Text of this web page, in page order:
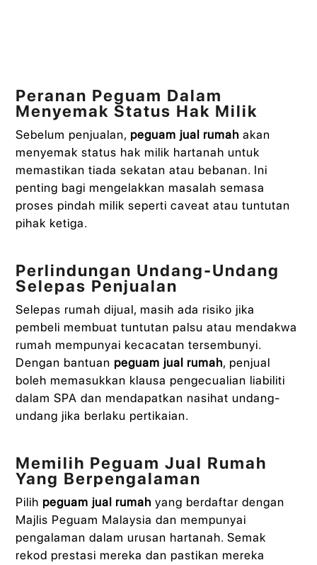
Peranan Peguam Dalam
Menyemak Status Hak Milik
Sebelum penjualan, peguam jual rumah akan
menyemak status hak milik hartanah untuk
memastikan tiada sekatan atau bebanan. Ini
penting bagi mengelakkan masalah semasa
proses pindah milik seperti caveat atau tuntutan
pihak ketiga.
Perlindungan Undang-Undang
Selepas Penjualan
Selepas rumah dijual, masih ada risiko jika
pembeli membuat tuntutan palsu atau mendakwa
rumah mempunyai kecacatan tersembunyi.
Dengan bantuan peguam jual rumah, penjual
boleh memasukkan klausa pengecualian liabiliti
dalam SPA dan mendapatkan nasihat undang-
undang jika berlaku pertikaian.
Memilih Peguam Jual Rumah
Yang Berpengalaman
Pilih peguam jual rumah yang berdaftar dengan
Majlis Peguam Malaysia dan mempunyai
pengalaman dalam urusan hartanah. Semak
rekod prestasi mereka dan pastikan mereka